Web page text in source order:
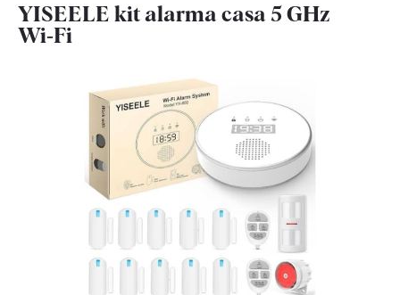
YISEELE kit alarma casa 5 GHz
Wi‑Fi